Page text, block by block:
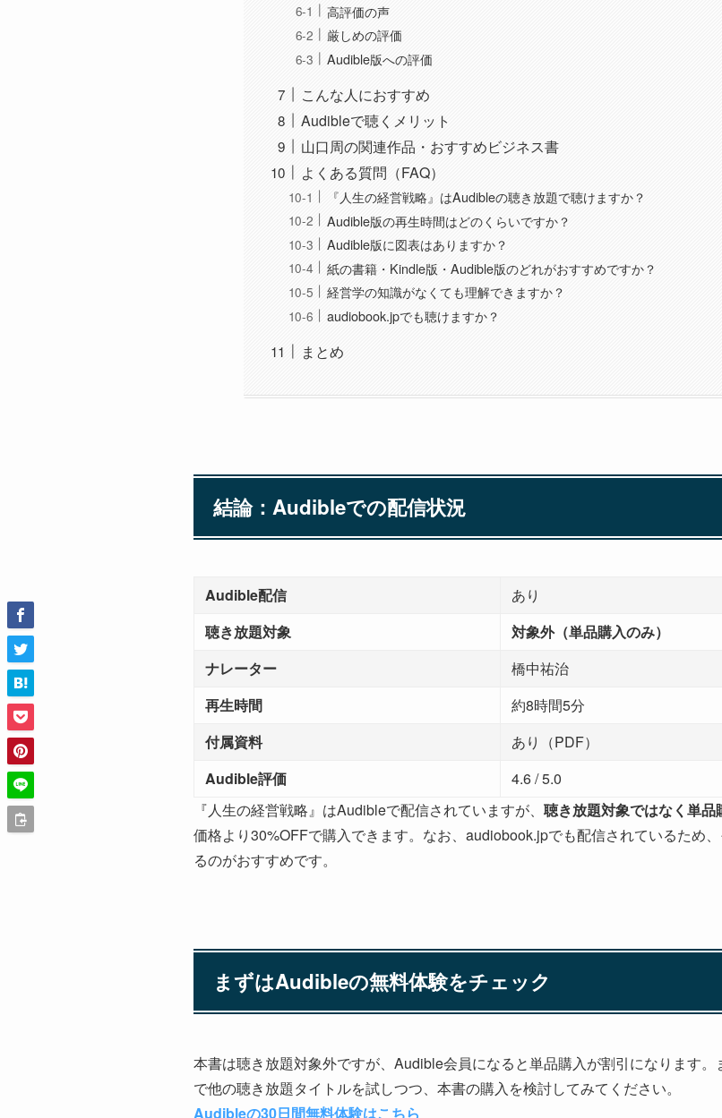
高評価の声
厳しめの評価
Audible版への評価
こんな人におすすめ
Audibleで聴くメリット
山口周の関連作品・おすすめビジネス書
よくある質問（FAQ）
『人生の経営戦略』はAudibleの聴き放題で聴けますか？
Audible版の再生時間はどのくらいですか？
Audible版に図表はありますか？
紙の書籍・Kindle版・Audible版のどれがおすすめですか？
経営学の知識がなくても理解できますか？
audiobook.jpでも聴けますか？
まとめ
結論：Audibleでの配信状況
Audible配信
あり
聴き放題対象
対象外（単品購入のみ）
ナレーター
橋中祐治
再生時間
約8時間5分
付属資料
あり（PDF）
Audible評価
4.6 / 5.0
『人生の経営戦略』はAudibleで配信されていますが、 聴き放題対象ではなく単品
価格より30%OFFで購入できます。なお、audiobook.jpでも配信されているため
るのがおすすめです。
まずはAudibleの無料体験をチェック
本書は聴き放題対象外ですが、Audible会員になると単品購入が割引になります
で他の聴き放題タイトルを試しつつ、本書の購入を検討してみてください。
Audibleの30日間無料体験はこちら